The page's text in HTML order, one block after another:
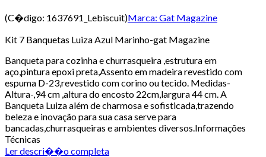
(C�digo: 1637691_Lebiscuit)Marca: Gat Magazine
Kit 7 Banquetas Luiza Azul Marinho-gat Magazine
Banqueta para cozinha e churrasqueira ,estrutura em
aço,pintura epoxi preta,Assento em madeira revestido com
espuma D-23,revestido com corino ou tecido. Medidas-
Altura-,94 cm ,altura do encosto 22cm,largura 44 cm. A
Banqueta Luiza além de charmosa e sofisticada,trazendo
beleza e inovação para sua casa serve para
bancadas,churrasqueiras e ambientes diversos.Informações
Técnicas
Ler descri��o completa